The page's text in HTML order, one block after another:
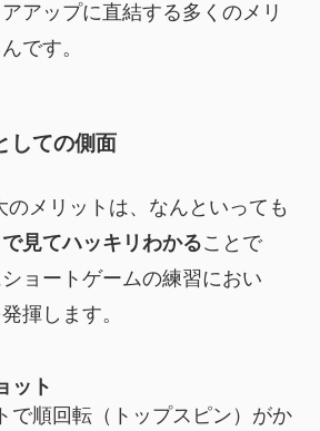
アップに直結する多くのメリ
です。
しての側面
のメリットは、なんといっても
見てハッキリわかることで
ョートゲームの練習におい
揮します。
ット
で順回転（トップスピン）がか